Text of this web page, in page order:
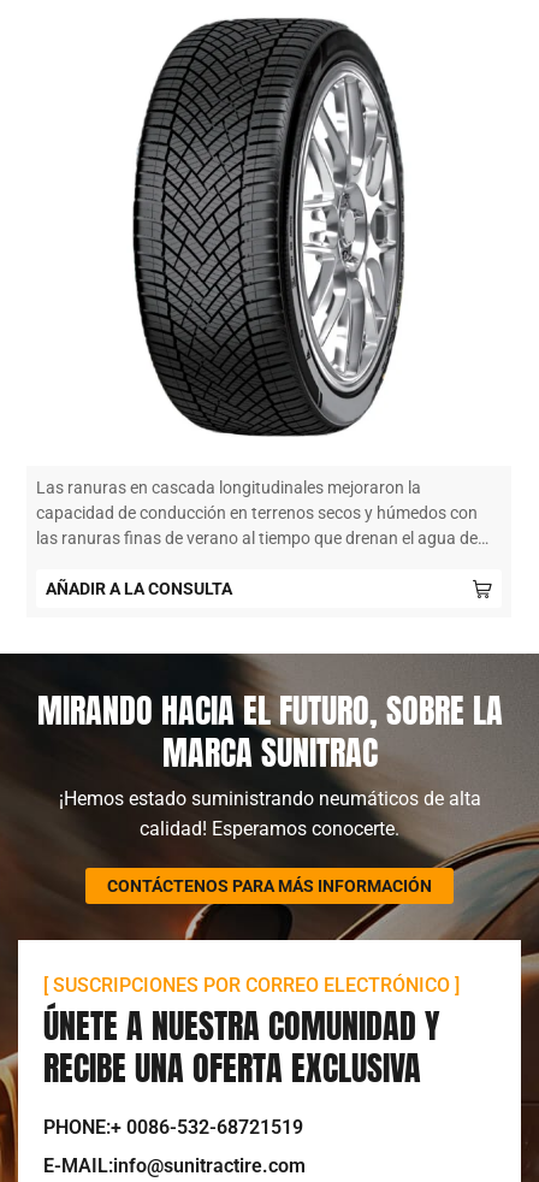
Las ranuras en cascada longitudinales mejoraron la
capacidad de conducción en terrenos secos y húmedos con
las ranuras finas de verano al tiempo que drenan el agua de
AÑADIR A LA CONSULTA
MIRANDO HACIA EL FUTURO, SOBRE LA
MARCA SUNITRAC
¡Hemos estado suministrando neumáticos de alta
calidad! Esperamos conocerte.
CONTÁCTENOS PARA MÁS INFORMACIÓN
[ SUSCRIPCIONES POR CORREO ELECTRÓNICO ]
ÚNETE A NUESTRA COMUNIDAD Y
RECIBE UNA OFERTA EXCLUSIVA
PHONE:+ 0086-532-68721519
E-MAIL:info@sunitractire.com